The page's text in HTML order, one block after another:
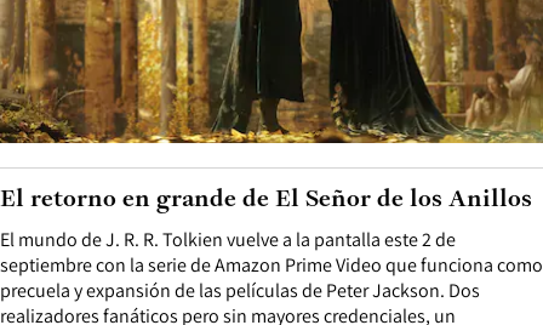
El mundo de J. R. R. Tolkien vuelve a la pantalla este 2 de
septiembre con la serie de Amazon Prime Video que funciona como
precuela y expansión de las películas de Peter Jackson. Dos
realizadores fanáticos pero sin mayores credenciales, un
El retorno en grande de El Señor de los Anillos